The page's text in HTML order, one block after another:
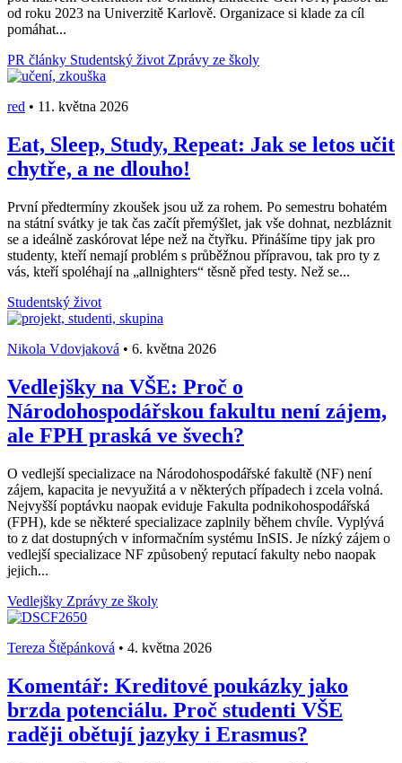
od roku 2023 na Univerzitě Karlově. Organizace si klade za cíl
pomáhat...
PR články Studentský život Zprávy ze školy
red • 11. května 2026
Eat, Sleep, Study, Repeat: Jak se letos učit
chytře, a ne dlouho!
První předtermíny zkoušek jsou už za rohem. Po semestru bohatém
na státní svátky je tak čas začít přemýšlet, jak vše dohnat, nezbláznit
se a ideálně zaskórovat lépe než na čtyřku. Přinášíme tipy jak pro
studenty, kteří nemají problém s průběžnou přípravou, tak pro ty z
vás, kteří spoléhají na „allnighters“ těsně před testy. Než se...
Studentský život
Nikola Vdovjaková • 6. května 2026
Vedlejšky na VŠE: Proč o
Národohospodářskou fakultu není zájem,
ale FPH praská ve švech?
O vedlejší specializace na Národohospodářské fakultě (NF) není
zájem, kapacita je nevyužitá a v některých případech i zcela volná.
Nejvyšší poptávku naopak eviduje Fakulta podnikohospodářská
(FPH), kde se některé specializace zaplnily během chvíle. Vyplývá
to z dat dostupných v informačním systému InSIS. Je nízký zájem o
vedlejší specializace NF způsobený reputací fakulty nebo naopak
jejich...
Vedlejšky Zprávy ze školy
Tereza Štěpánková • 4. května 2026
Komentář: Kreditové poukázky jako
brzda potenciálu. Proč studenti VŠE
raději obětují jazyky i Erasmus?